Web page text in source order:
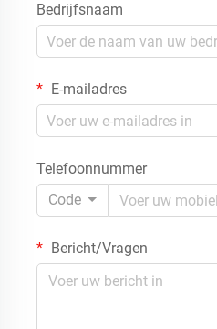
Bedrijfsnaam
E-mailadres
Telefoonnummer
Code
Bericht/Vragen